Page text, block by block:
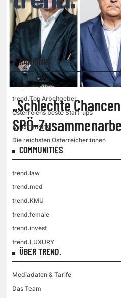
„Schlechte
SPÖ-
RANKINGS
trend. Top500
trend.Top Arbeitgeber
Österreichs beste Start-ups
Kunstranking
Die reichsten Österreicher:innen
COMMUNITIES
trend.law
trend.med
trend.KMU
trend.female
trend.invest
trend.LUXURY
ÜBER TREND.
Mediadaten & Tarife
Das Team